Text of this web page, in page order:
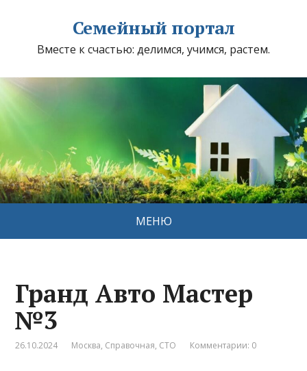
Семейный портал
Вместе к счастью: делимся, учимся, растем.
МЕНЮ
Гранд Авто Мастер
№3
26.10.2024 Москва, Справочная, СТО Комментарии: 0